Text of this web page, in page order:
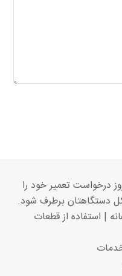
درخواست تعمیر خود را
دستگاهتان برطرف شود.
| استفاده از قطعات